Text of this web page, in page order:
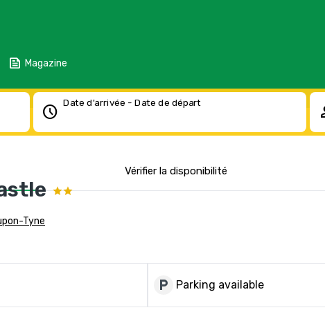
feed Magazine
schedule Date d'arrivée - Date de départ
Vérifier la disponibilité
Tyne
local_parking Parking available